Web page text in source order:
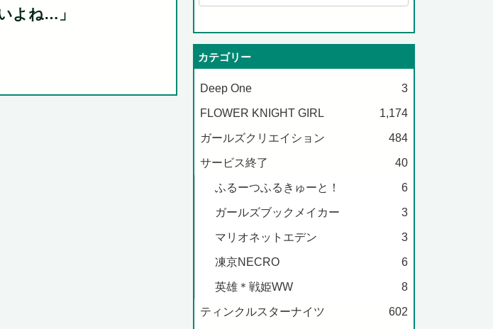
よね…」
カテゴリー
Deep One 3
FLOWER KNIGHT GIRL 1,174
ガールズクリエイション 484
サービス終了 40
ふるーつふるきゅーと！ 6
ガールズブックメイカー 3
マリオネットエデン 3
凍京NECRO 6
英雄＊戦姫WW 8
ティンクルスターナイツ 602